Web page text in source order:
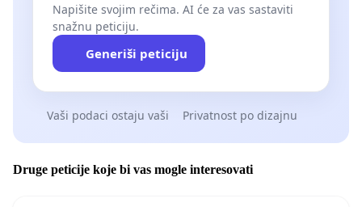
Napišite svojim rečima. AI će za vas sastaviti
snažnu peticiju.
Generiši peticiju
Vaši podaci ostaju vaši Privatnost po dizajnu
Druge peticije koje bi vas mogle interesovati